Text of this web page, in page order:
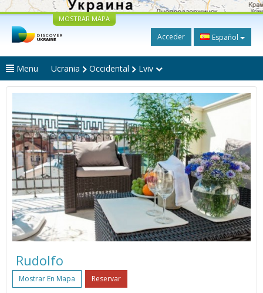
MOSTRAR MAPA
Acceder Español
Menu Ucrania Occidental Lviv
Rudolfo
Mostrar En Mapa Reservar